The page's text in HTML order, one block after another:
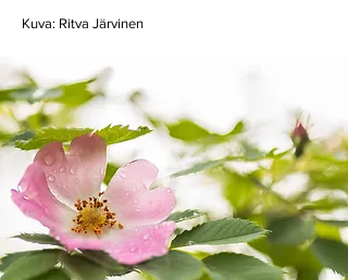
Kuva: Ritva Järvinen